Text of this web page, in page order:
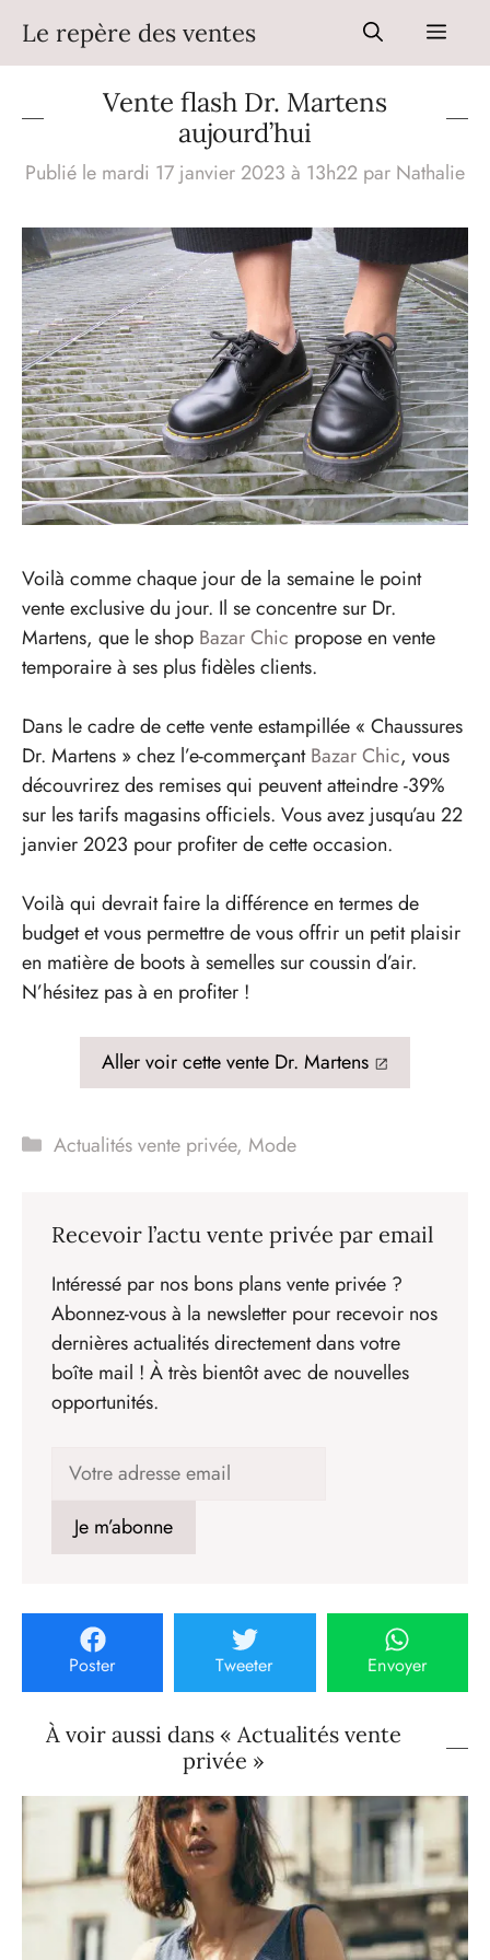
contenu
Le repère des ventes Menu
Vente flash Dr. Martens
aujourd’hui
Publié le mardi 17 janvier 2023 à 13h22 par Nathalie
Voilà comme chaque jour de la semaine le point
vente exclusive du jour. Il se concentre sur Dr.
Martens, que le shop Bazar Chic propose en vente
temporaire à ses plus fidèles clients.
Dans le cadre de cette vente estampillée « Chaussures
Dr. Martens » chez l’e-commerçantBazar Chic, vous
découvrirez des remises qui peuvent atteindre -39%
sur les tarifs magasins officiels. Vous avez jusqu’au 22
janvier 2023 pour profiter de cette occasion.
Voilà qui devrait faire la différence en termes de
budget et vous permettre de vous offrir un petit plaisir
en matière de boots à semelles sur coussin d’air.
N’hésitez pas à en profiter !
Aller voir cette vente Dr. Martens
Catégories
Actualités vente privée, Mode
Recevoir l’actu vente privée par email
Intéressé par nos bons plans vente privée ?
Abonnez-vous à la newsletter pour recevoir nos
dernières actualités directement dans votre
boîte mail ! À très bientôt avec de nouvelles
opportunités.
Poster Tweeter Envoyer
À voir aussi dans « Actualités vente
privée »